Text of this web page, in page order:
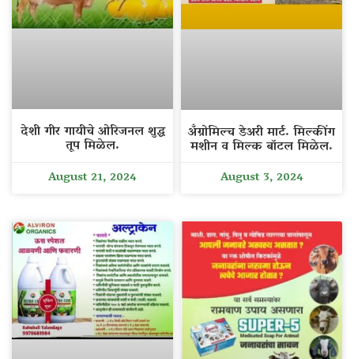
देशी गीर गायीचे ओरिजनल शुद्ध
तूप मिळेल.
August 21, 2024
अँग्रोमिल्च डेअरी मार्ट. मिल्कींग
मशीन व मिल्क बॉटल मिळेल.
August 3, 2024